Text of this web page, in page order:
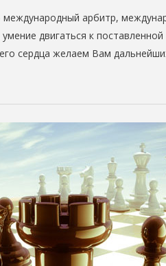
арбитр,
умение двигаться к
сердца желаем Вам